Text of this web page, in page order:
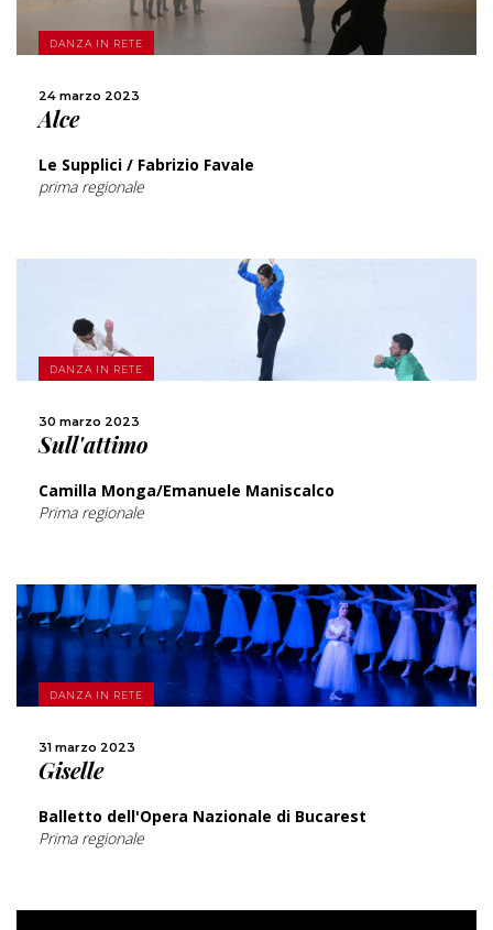
DANZA IN RETE
24 marzo 2023
Alce
Le Supplici / Fabrizio Favale
prima regionale
DANZA IN RETE
30 marzo 2023
Sull'attimo
Camilla Monga/Emanuele Maniscalco
Prima regionale
SCOPRI DI PIÙ
DANZA IN RETE
31 marzo 2023
Giselle
Balletto dell'Opera Nazionale di Bucarest
Prima regionale
SCOPRI DI PIÙ